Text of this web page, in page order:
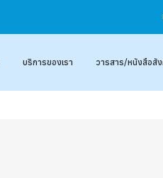
บริการของเรา วารสาร/หนังสือสั